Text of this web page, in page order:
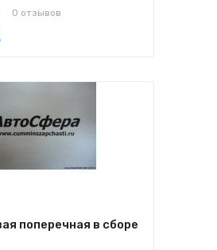
0 отзывов
поперечная в сборе